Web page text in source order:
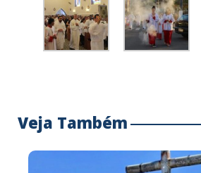
Veja Também